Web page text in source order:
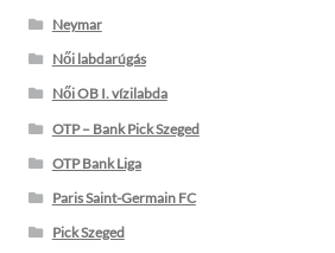
Neymar
Női labdarúgás
Női OB I. vízilabda
OTP – Bank Pick Szeged
OTP Bank Liga
Paris Saint-Germain FC
Pick Szeged